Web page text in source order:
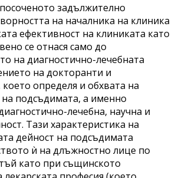
задължително
на началника на клиника
ефективност на клиниката като
се отнася само до
на диагностично-лечебната
на докторанти и
определя и обхвата на
подсъдимата, а именно
лечебна, научна и
Тази характеристика на
дейност на подсъдимата
ѝ на длъжностно лице по
като при същинското